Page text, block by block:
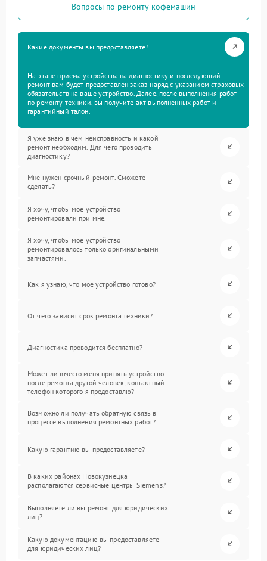
Вопросы по ремонту кофемашин
Какие документы вы предоставляете?
На этапе приема устройства на диагностику и последующий
ремонт вам будет предоставлен заказ-наряд с указанием страховых
обязательств на ваше устройство. Далее, после выполнения работ
по ремонту техники, вы получите акт выполненных работ и
гарантийный талон.
Я уже знаю в чем неисправность и какой
ремонт необходим. Для чего проводить
диагностику?
Мне нужен срочный ремонт. Сможете
сделать?
Я хочу, чтобы мое устройство
ремонтировали при мне.
Я хочу, чтобы мое устройство
ремонтировалось только оригинальными
запчастями.
Как я узнаю, что мое устройство готово?
От чего зависит срок ремонта техники?
Диагностика проводится бесплатно?
Может ли вместо меня принять устройство
после ремонта другой человек, контактный
телефон которого я предоставлю?
Возможно ли получать обратную связь в
процессе выполнения ремонтных работ?
Какую гарантию вы предоставляете?
В каких районах Новокузнецка
располагаются сервисные центры Siemens?
Выполняете ли вы ремонт для юридических
лиц?
Какую документацию вы предоставляете
для юридических лиц?